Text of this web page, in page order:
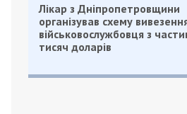
Лікар з Дніпропетровщини
організував схему
військовослужбовця з
тисяч доларів